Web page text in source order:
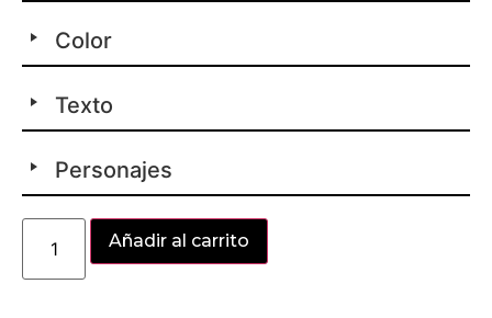
Color
Texto
Personajes
Añadir al carrito